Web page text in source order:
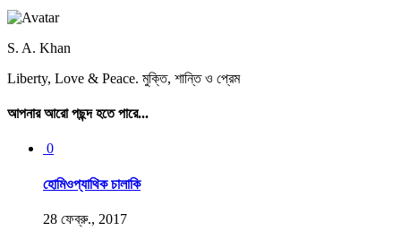
S. A. Khan
Liberty, Love & Peace. মুক্তি, শান্তি ও প্রেম
আপনার আরো পছন্দ হতে পারে...
0
হোমিওপ্যাথিক চালাকি
28 ফেব্রু., 2017